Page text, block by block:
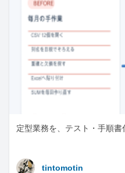
定型業務を、テスト・手順
tintomotin